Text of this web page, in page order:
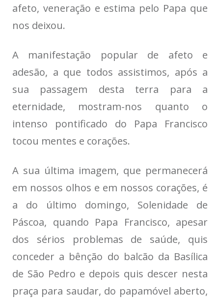
afeto, veneração e estima pelo Papa que
nos deixou.
A manifestação popular de afeto e
adesão, a que todos assistimos, após a
sua passagem desta terra para a
eternidade, mostram-nos quanto o
intenso pontificado do Papa Francisco
tocou mentes e corações.
A sua última imagem, que permanecerá
em nossos olhos e em nossos corações, é
a do último domingo, Solenidade de
Páscoa, quando Papa Francisco, apesar
dos sérios problemas de saúde, quis
conceder a bênção do balcão da Basílica
de São Pedro e depois quis descer nesta
praça para saudar, do papamóvel aberto,